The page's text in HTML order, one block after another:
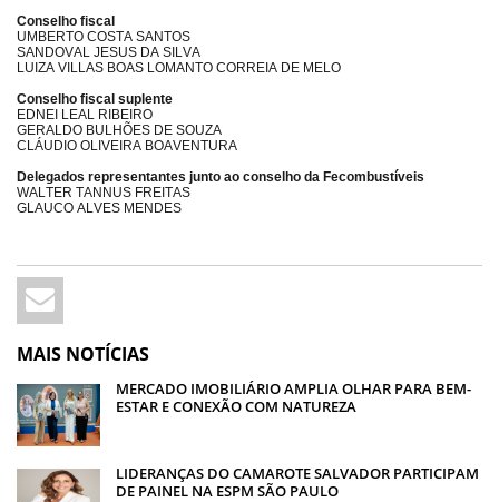
Conselho fiscal
UMBERTO COSTA SANTOS
SANDOVAL JESUS DA SILVA
LUIZA VILLAS BOAS LOMANTO CORREIA DE MELO
Conselho fiscal suplente
EDNEI LEAL RIBEIRO
GERALDO BULHÕES DE SOUZA
CLÁUDIO OLIVEIRA BOAVENTURA
Delegados representantes junto ao conselho da Fecombustíveis
WALTER TANNUS FREITAS
GLAUCO ALVES MENDES
MAIS NOTÍCIAS
MERCADO IMOBILIÁRIO AMPLIA OLHAR PARA BEM-
ESTAR E CONEXÃO COM NATUREZA
LIDERANÇAS DO CAMAROTE SALVADOR PARTICIPAM
DE PAINEL NA ESPM SÃO PAULO